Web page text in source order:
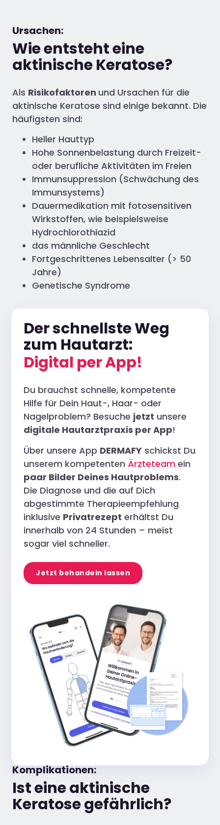
Ursachen:
Wie entsteht eine
aktinische Keratose?
Als Risikofaktoren und Ursachen für die
aktinische Keratose sind einige bekannt. Die
häufigsten sind:
Heller Hauttyp
Hohe Sonnenbelastung durch Freizeit-
oder berufliche Aktivitäten im Freien
Immunsuppression (Schwächung des
Immunsystems)
Dauermedikation mit fotosensitiven
Wirkstoffen, wie beispielsweise
Hydrochlorothiazid
das männliche Geschlecht
Fortgeschrittenes Lebensalter (> 50
Jahre)
Genetische Syndrome
Der schnellste Weg
zum Hautarzt:
Digital per App!
Du brauchst schnelle, kompetente
Hilfe für Dein Haut-, Haar- oder
Nagelproblem? Besuche jetzt unsere
digitale Hautarztpraxis per App!
Über unsere App DERMAFY schickst Du
unserem kompetenten Ärzteteam ein
paar Bilder Deines Hautproblems.
Die Diagnose und die auf Dich
abgestimmte Therapieempfehlung
inklusive Privatrezept erhältst Du
innerhalb von 24 Stunden – meist
sogar viel schneller.
Jetzt behandeln lassen
Komplikationen:
Ist eine aktinische
Keratose gefährlich?